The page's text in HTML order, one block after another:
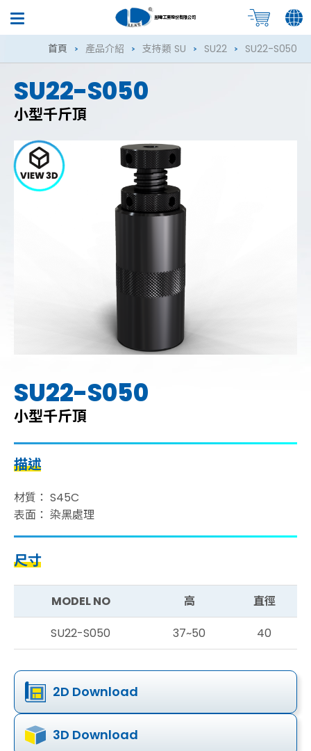
昱暐工業股份有限公司
首頁 產品介紹 支持類 SU SU22 SU22-S050
SU22-S050
小型千斤頂
SU22-S050
小型千斤頂
描述
材質： S45C
表面： 染黑處理
尺寸
MODEL NO 高
直徑
SU22-S050
37~50 40
2D Download
3D Download